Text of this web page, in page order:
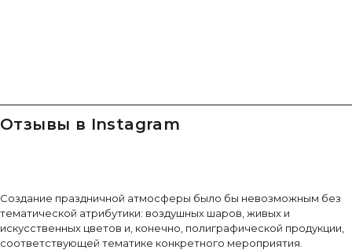
Отзывы в Instagram
Создание праздничной атмосферы было бы невозможным без
тематической атрибутики: воздушных шаров, живых и
искусственных цветов и, конечно, полиграфической продукции,
соответствующей тематике конкретного мероприятия.